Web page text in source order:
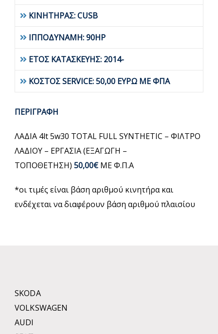
ΚΙΝΗΤΗΡΑΣ: CUSB
ΙΠΠΟΔΥΝΑΜΗ: 90HP
ΕΤΟΣ ΚΑΤΑΣΚΕΥΗΣ: 2014-
ΚΟΣΤΟΣ SERVICE: 50,00 ΕΥΡΩ ΜΕ ΦΠΑ
ΠΕΡΙΓΡΑΦΗ
ΛΑΔΙΑ 4lt 5w30 TOTAL FULL SYNTHETIC – ΦΙΛΤΡΟ
ΛΑΔΙΟΥ – ΕΡΓΑΣΙΑ (ΕΞΑΓΩΓΗ –
ΤΟΠΟΘΕΤΗΣΗ) 50,00€ ΜΕ Φ.Π.Α
*οι τιμές είναι βάση αριθμού κινητήρα και
ενδέχεται να διαφέρουν βάση αριθμού πλαισίου
SKODA
VOLKSWAGEN
AUDI